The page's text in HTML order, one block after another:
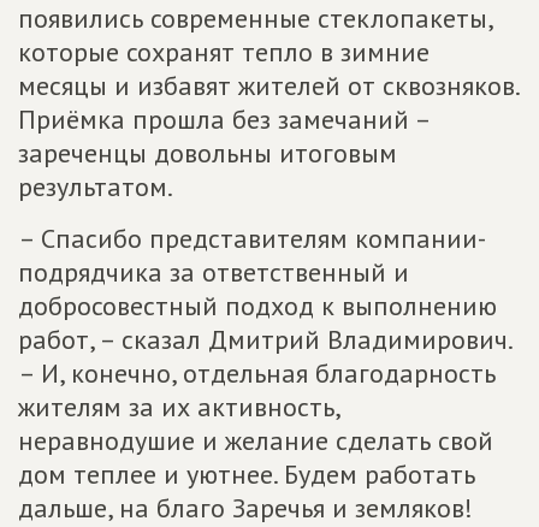
появились современные стеклопакеты,
которые сохранят тепло в зимние
месяцы и избавят жителей от сквозняков.
Приёмка прошла без замечаний –
зареченцы довольны итоговым
результатом.
– Спасибо представителям компании-
подрядчика за ответственный и
добросовестный подход к выполнению
работ, – сказал Дмитрий Владимирович.
– И, конечно, отдельная благодарность
жителям за их активность,
неравнодушие и желание сделать свой
дом теплее и уютнее. Будем работать
дальше, на благо Заречья и земляков!